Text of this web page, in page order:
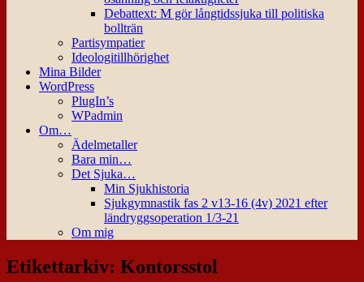
Debattext: M gör långtidssjuka till politiska
bollträn
Partisympatier
Ideologitillhörighet
Mina Bilder
WordPress
PlugIn’s
WPadmin
Om…
Ädelmetaller
Bara min…
Det Sjuka…
Min Sjukhistoria
Sjukgymnastik fas 2 v13-16 (4v) 2021 efter
ländryggsoperation 1/3-21
Om mig
Etikettarkiv: Kontorsstol